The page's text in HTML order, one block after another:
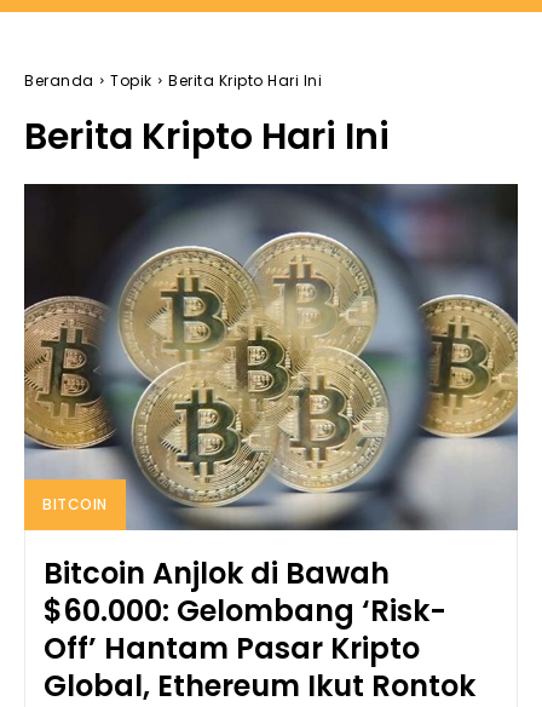
Beranda Topik Berita Kripto Hari Ini
Berita Kripto Hari Ini
BITCOIN
Bitcoin Anjlok di Bawah
$60.000: Gelombang ‘Risk-
Off’ Hantam Pasar Kripto
Global, Ethereum Ikut Rontok